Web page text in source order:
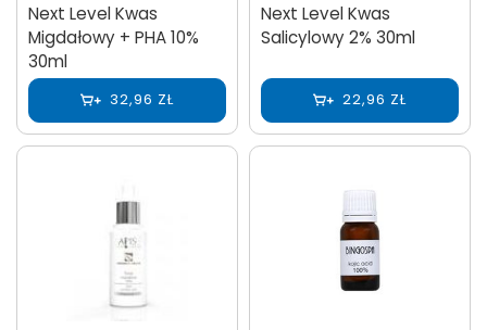
Next Level Kwas
Migdałowy + PHA 10%
30ml
32,96 ZŁ
Next Level Kwas
Salicylowy 2% 30ml
22,96 ZŁ